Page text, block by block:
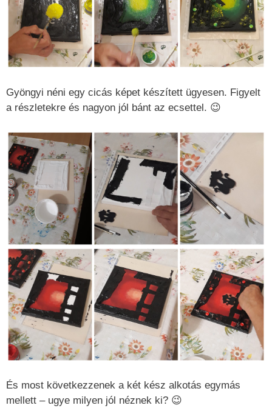
Gyöngyi néni egy cicás képet készített ügyesen. Figyelt
a részletekre és nagyon jól bánt az ecsettel. 😉
És most következzenek a két kész alkotás egymás
mellett – ugye milyen jól néznek ki? 😉